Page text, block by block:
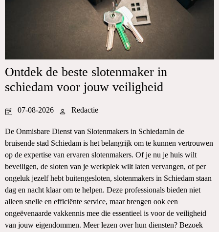
Ontdek de beste slotenmaker in
schiedam voor jouw veiligheid
07-08-2026 Redactie
De Onmisbare Dienst van Slotenmakers in SchiedamIn de
bruisende stad Schiedam is het belangrijk om te kunnen vertrouwen
op de expertise van ervaren slotenmakers. Of je nu je huis wilt
beveiligen, de sloten van je werkplek wilt laten vervangen, of per
ongeluk jezelf hebt buitengesloten, slotenmakers in Schiedam staan
dag en nacht klaar om te helpen. Deze professionals bieden niet
alleen snelle en efficiënte service, maar brengen ook een
ongeëvenaarde vakkennis mee die essentieel is voor de veiligheid
van jouw eigendommen. Meer lezen over hun diensten? Bezoek